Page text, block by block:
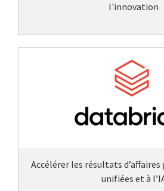
l'innovation
Accélérer les résultats d’affaires
unifiées et à